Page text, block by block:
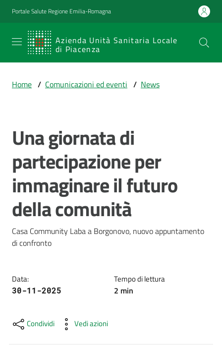
Vai al contenuto
Vai alla navigazione
Vai al footer
Portale Salute Regione Emilia-Romagna
Azienda Unità Sanitaria Locale
di Piacenza
SERVIZIO
SANITARIO
Emilia-
Sanitaria Locale
di Piacenza
Prestazioni
e
percorsi
di
cura
fare
per...
Strutture
e
Home / Comunicazioni ed eventi / News
Salta al contenuto
Una giornata di
partecipazione per
immaginare il futuro
della comunità
Casa Community Laba a Borgonovo, nuovo appuntamento
di confronto
Data:
30-11-2025
Tempo di lettura
2 min
Condividi Vedi azioni